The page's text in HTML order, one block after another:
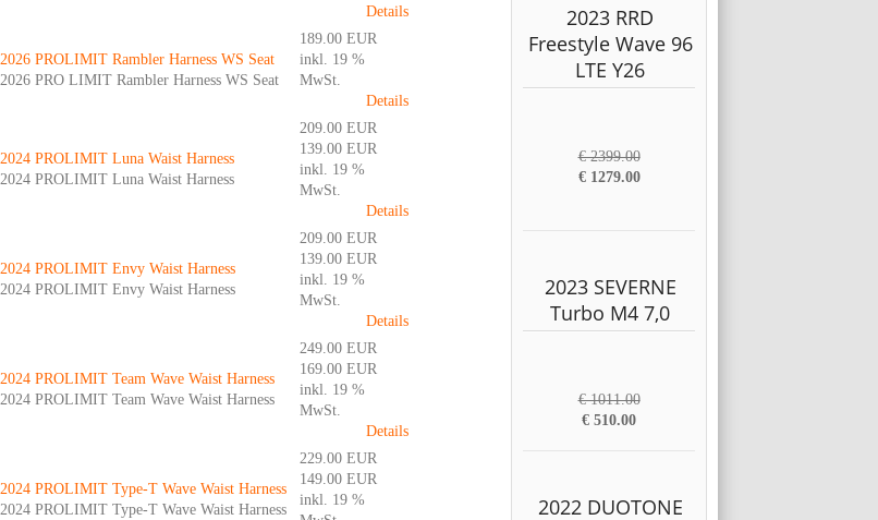
2023 RRD
Freestyle Wave 96
LTE Y26
€ 2399.00
€ 1279.00
2023 SEVERNE
Turbo M4 7,0
€ 1011.00
€ 510.00
2022 DUOTONE
Details
2026 PROLIMIT Rambler Harness WS Seat
2026 PRO LIMIT Rambler Harness WS Seat
189.00 EUR
inkl. 19 %
MwSt.
Details
2024 PROLIMIT Luna Waist Harness
2024 PROLIMIT Luna Waist Harness
209.00 EUR
139.00 EUR
inkl. 19 %
MwSt.
Details
2024 PROLIMIT Envy Waist Harness
2024 PROLIMIT Envy Waist Harness
209.00 EUR
139.00 EUR
inkl. 19 %
MwSt.
Details
2024 PROLIMIT Team Wave Waist Harness
2024 PROLIMIT Team Wave Waist Harness
249.00 EUR
169.00 EUR
inkl. 19 %
MwSt.
Details
2024 PROLIMIT Type-T Wave Waist Harness
2024 PROLIMIT Type-T Wave Waist Harness
229.00 EUR
149.00 EUR
inkl. 19 %